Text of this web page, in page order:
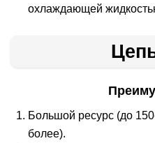
охлаждающей
Большой ресурс (до
более).